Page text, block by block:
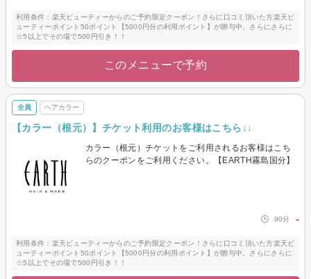
利用条件：楽天ビューティーからのご予約限定クーポン！さらに口コミ頂いた方楽天ビ
ューティーポイント50ポイント【5000円分の利用ポイント】が贈与中。さらにさらに
☆5以上でその場で500円引き！！
このメニューで予約
全員 ヘアカラー
【カラー（根元）】チケット利用のお客様はこちら↓↓
カラー（根元）チケットをご利用されるお客様はこち
らのクーポンをご利用ください。【EARTH霧島国分】
90分 -
利用条件：楽天ビューティーからのご予約限定クーポン！さらに口コミ頂いた方楽天ビ
ューティーポイント50ポイント【5000円分の利用ポイント】が贈与中。さらにさらに
☆5以上でその場で500円引き！！